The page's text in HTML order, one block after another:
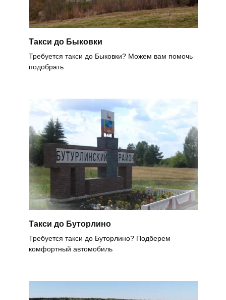
Такси до Быковки
Требуется такси до Быковки? Можем вам помочь
подобрать
Такси до Буторлино
Требуется такси до Буторлино? Подберем
комфортный автомобиль